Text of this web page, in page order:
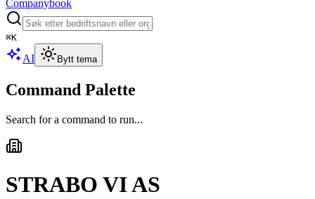
Companybook
⌘K
AI Bytt tema
Command Palette
Search for a command to run...
STRABO VI AS